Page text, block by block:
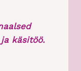
käsitöö.